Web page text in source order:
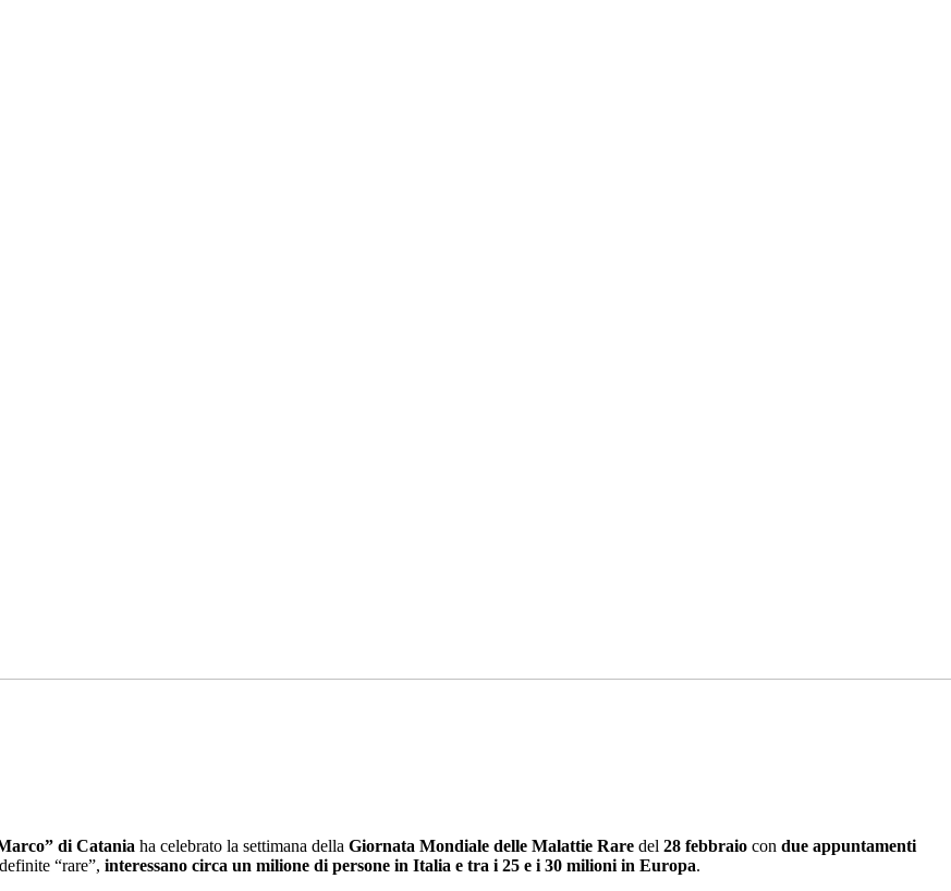
di Catania ha celebrato la settimana della Giornata Mondiale delle Malattie Rare del 28 febbraio con due appuntamenti
“rare”, interessano circa un milione di persone in Italia e tra i 25 e i 30 milioni in Europa.